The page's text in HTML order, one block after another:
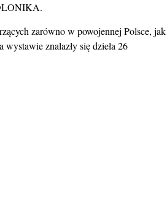
zarówno w powojennej Polsce, jak
znalazły się dzieła 26